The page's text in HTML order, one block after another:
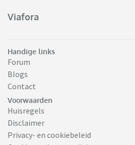
Viafora
Handige links
Forum
Blogs
Contact
Voorwaarden
Huisregels
Disclaimer
Privacy- en cookiebeleid